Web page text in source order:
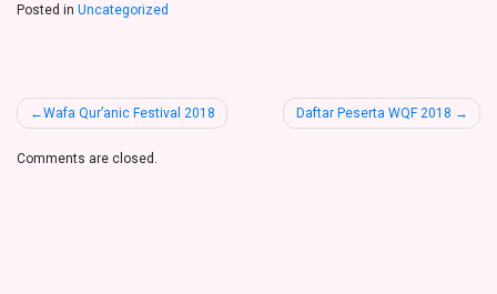
Posted in Uncategorized
Post
navigation
Wafa Qur’anic Festival 2018 Daftar Peserta WQF 2018
Comments are closed.